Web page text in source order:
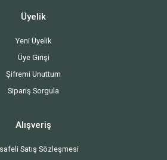
Üyelik
Yeni Üyelik
Üye Girişi
Şifremi Unuttum
Sipariş Sorgula
Alışveriş
Satış Sözleşmesi